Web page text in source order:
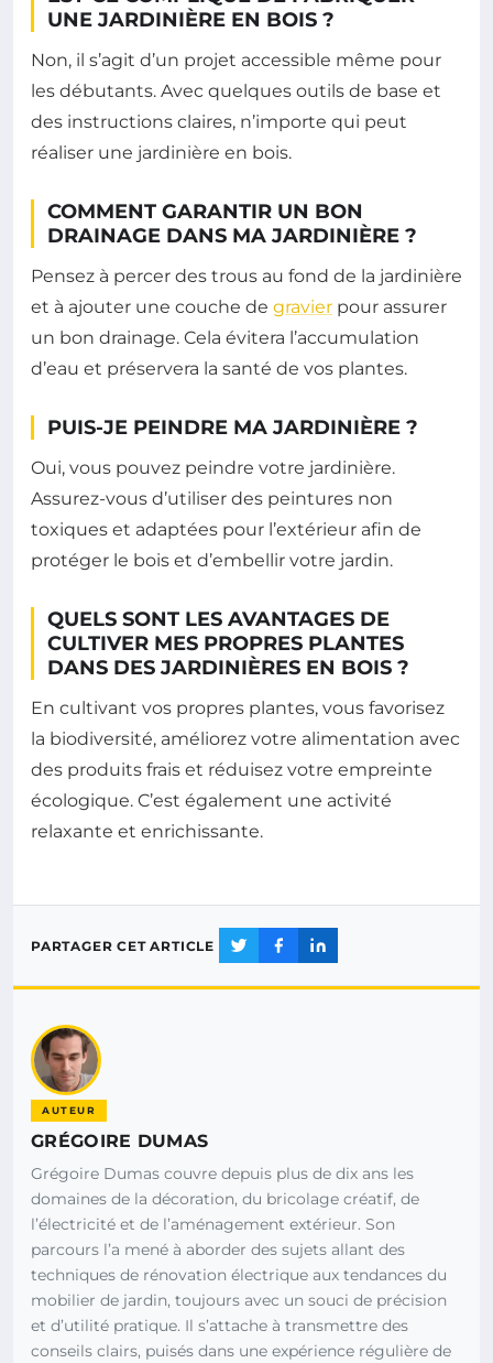
UNE JARDINIÈRE EN BOIS ?
Non, il s’agit d’un projet accessible même pour
les débutants. Avec quelques outils de base et
des instructions claires, n’importe qui peut
réaliser une jardinière en bois.
COMMENT GARANTIR UN BON
DRAINAGE DANS MA JARDINIÈRE ?
Pensez à percer des trous au fond de la jardinière
et à ajouter une couche de gravier pour assurer
un bon drainage. Cela évitera l’accumulation
d’eau et préservera la santé de vos plantes.
PUIS-JE PEINDRE MA JARDINIÈRE ?
Oui, vous pouvez peindre votre jardinière.
Assurez-vous d’utiliser des peintures non
toxiques et adaptées pour l’extérieur afin de
protéger le bois et d’embellir votre jardin.
QUELS SONT LES AVANTAGES DE
CULTIVER MES PROPRES PLANTES
DANS DES JARDINIÈRES EN BOIS ?
En cultivant vos propres plantes, vous favorisez
la biodiversité, améliorez votre alimentation avec
des produits frais et réduisez votre empreinte
écologique. C’est également une activité
relaxante et enrichissante.
PARTAGER CET ARTICLE
AUTEUR
GRÉGOIRE DUMAS
Grégoire Dumas couvre depuis plus de dix ans les
domaines de la décoration, du bricolage créatif, de
l’électricité et de l’aménagement extérieur. Son
parcours l’a mené à aborder des sujets allant des
techniques de rénovation électrique aux tendances du
mobilier de jardin, toujours avec un souci de précision
et d’utilité pratique. Il s’attache à transmettre des
conseils clairs, puisés dans une expérience régulière de